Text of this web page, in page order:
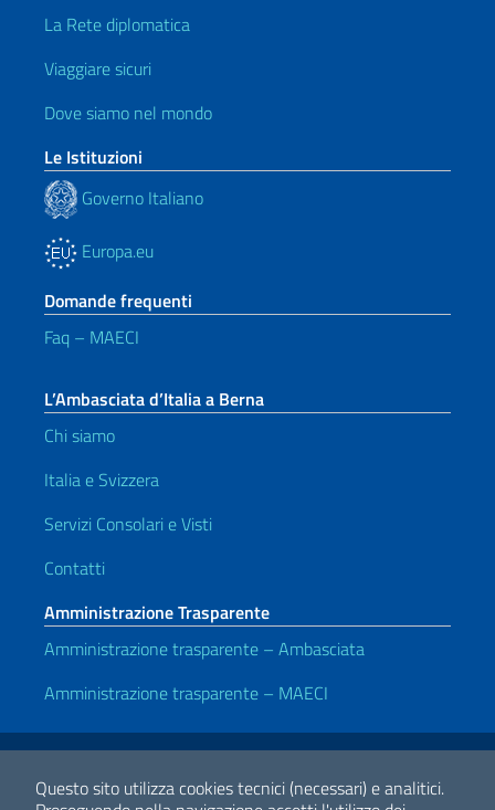
Questo sito utilizza cookies tecnici (necessari) e analitici.
La Rete diplomatica
Viaggiare sicuri
Dove siamo nel mondo
Le Istituzioni
Governo Italiano
Europa.eu
Domande frequenti
Faq – MAECI
L’Ambasciata d’Italia a Berna
Chi siamo
Italia e Svizzera
Servizi Consolari e Visti
Contatti
Amministrazione Trasparente
Amministrazione trasparente – Ambasciata
Amministrazione trasparente – MAECI
Link Utili